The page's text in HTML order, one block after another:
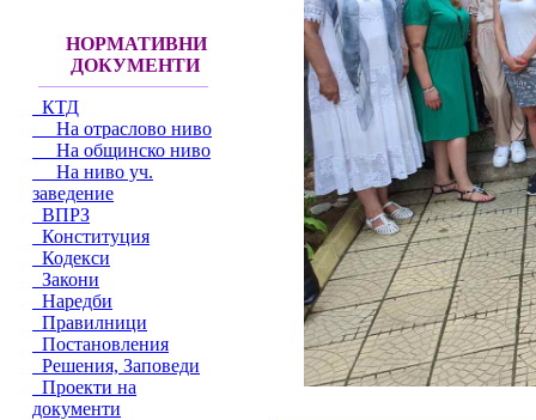
НОРМАТИВНИ
ДОКУМЕНТИ
КТД
На отраслово ниво
На общинско ниво
На ниво уч.
заведение
ВПРЗ
Конституция
Кодекси
Закони
Наредби
Правилници
Постановления
Решения, Заповеди
Проекти на
документи